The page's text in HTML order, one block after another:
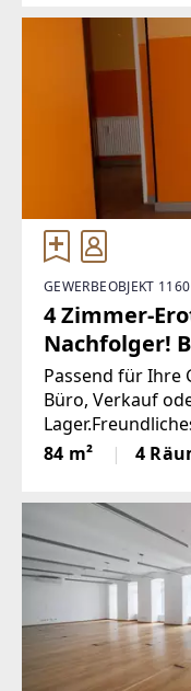
Arbeiten
GEWERBEOBJEKT
4 Zimmer-
Nachfolger!
Sichtbarkeit!
Passend für Ihre
Büro, Verkauf
folgend auf:° 1
84 m² 4